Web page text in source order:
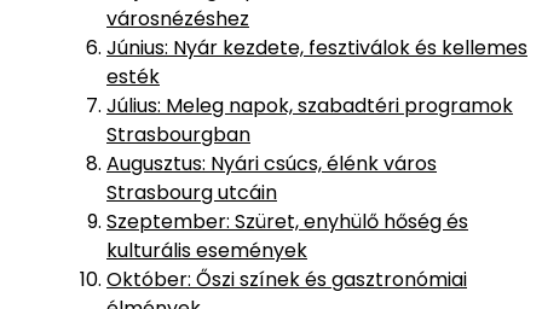
városnézéshez
Június: Nyár kezdete, fesztiválok és kellemes
esték
Július: Meleg napok, szabadtéri programok
Strasbourgban
Augusztus: Nyári csúcs, élénk város
Strasbourg utcáin
Szeptember: Szüret, enyhülő hőség és
kulturális események
Október: Őszi színek és gasztronómiai